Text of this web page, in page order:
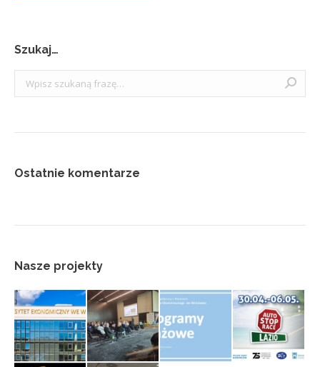
Szukaj…
Ostatnie komentarze
Nasze projekty